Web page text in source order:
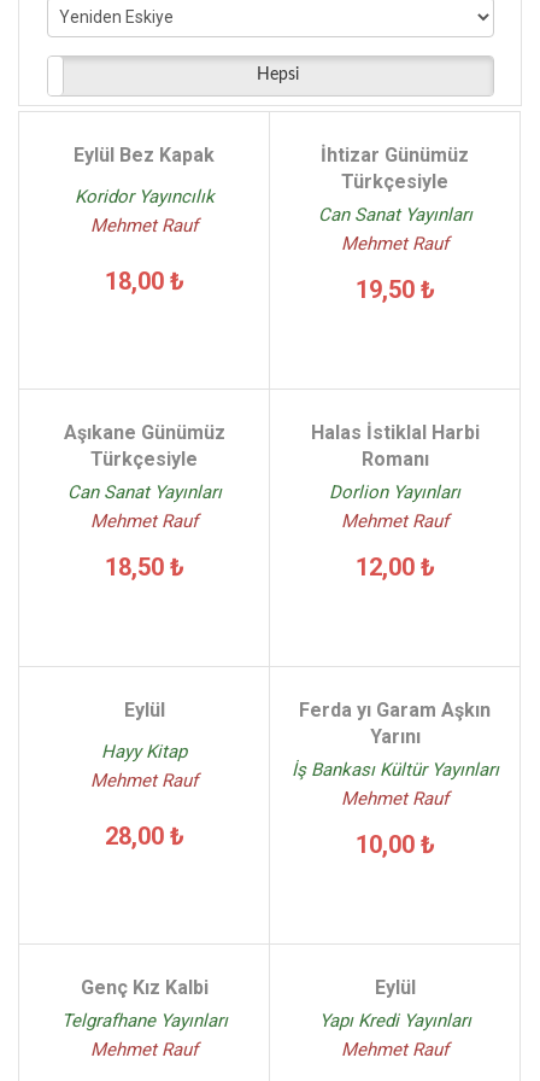
Rönesans Yayınları - (1)
İstek Yayınları - (1)
Hepsi
Eylül Bez Kapak
Koridor Yayıncılık
Mehmet Rauf
18,00 ₺
İhtizar Günümüz
Türkçesiyle
Can Sanat Yayınları
Mehmet Rauf
19,50 ₺
Aşıkane Günümüz
Türkçesiyle
Can Sanat Yayınları
Mehmet Rauf
18,50 ₺
Halas İstiklal Harbi
Romanı
Dorlion Yayınları
Mehmet Rauf
12,00 ₺
Eylül
Hayy Kitap
Mehmet Rauf
28,00 ₺
Ferda yı Garam Aşkın
Yarını
İş Bankası Kültür Yayınları
Mehmet Rauf
10,00 ₺
Genç Kız Kalbi
Telgrafhane Yayınları
Mehmet Rauf
Eylül
Yapı Kredi Yayınları
Mehmet Rauf